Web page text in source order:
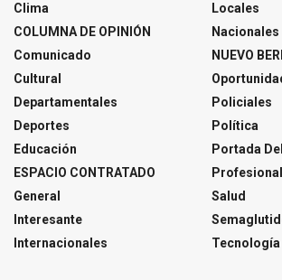
Clima
COLUMNA DE OPINIÓN
Comunicado
Cultural
Departamentales
Deportes
Educación
ESPACIO CONTRATADO
General
Interesante
Internacionales
Locales
Nacionales
NUEVO
Policiales
Política
Portada
Salud
Tecnología